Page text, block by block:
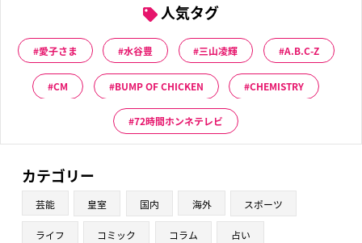
人気タグ
愛子さま 水谷豊 三山凌輝 A.B.C-Z
CM BUMP OF CHICKEN CHEMISTRY
72時間ホンネテレビ
カテゴリー
芸能 皇室 国内 海外 スポーツ
ライフ コミック コラム 占い